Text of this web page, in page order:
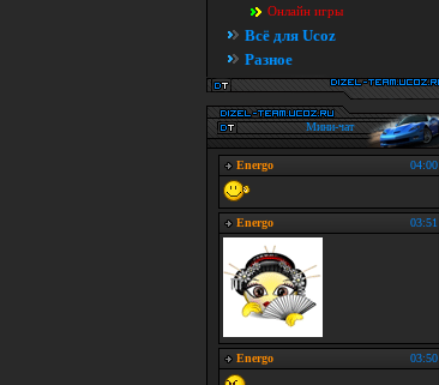
Онлайн игры
Всё для Ucoz
Разное
Мини-чат